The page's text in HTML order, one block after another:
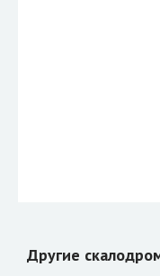
Другие